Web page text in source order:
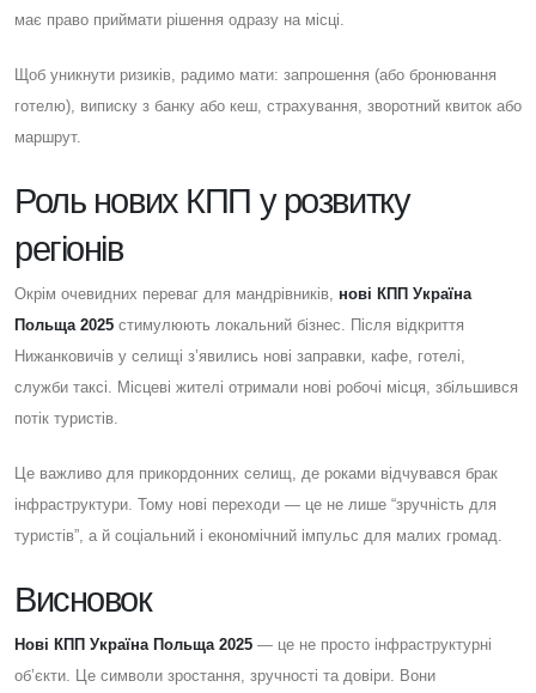
має право приймати рішення одразу на місці.
Щоб уникнути ризиків, радимо мати: запрошення (або бронювання
готелю), виписку з банку або кеш, страхування, зворотний квиток або
маршрут.
Роль нових КПП у розвитку
регіонів
Окрім очевидних переваг для мандрівників, нові КПП Україна
Польща 2025 стимулюють локальний бізнес. Після відкриття
Нижанковичів у селищі з’явились нові заправки, кафе, готелі,
служби таксі. Місцеві жителі отримали нові робочі місця, збільшився
потік туристів.
Це важливо для прикордонних селищ, де роками відчувався брак
інфраструктури. Тому нові переходи — це не лише “зручність для
туристів”, а й соціальний і економічний імпульс для малих громад.
Висновок
Нові КПП Україна Польща 2025 — це не просто інфраструктурні
об’єкти. Це символи зростання, зручності та довіри. Вони